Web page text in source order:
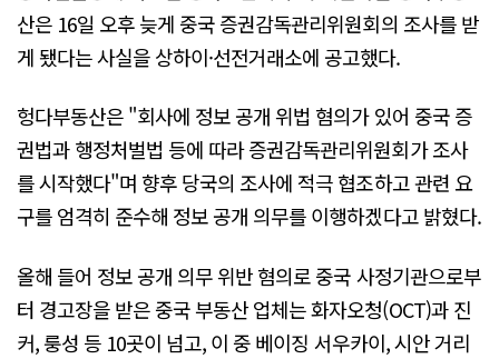
산은 16일 오후 늦게 중국 증권감독관리위원회의 조사를 받
게 됐다는 사실을 상하이·선전거래소에 공고했다.
헝다부동산은 "회사에 정보 공개 위법 혐의가 있어 중국 증
권법과 행정처벌법 등에 따라 증권감독관리위원회가 조사
를 시작했다"며 향후 당국의 조사에 적극 협조하고 관련 요
구를 엄격히 준수해 정보 공개 의무를 이행하겠다고 밝혔다.
올해 들어 정보 공개 의무 위반 혐의로 중국 사정기관으로부
터 경고장을 받은 중국 부동산 업체는 화자오청(OCT)과 진
커, 룽성 등 10곳이 넘고, 이 중 베이징 서우카이, 시안 거리